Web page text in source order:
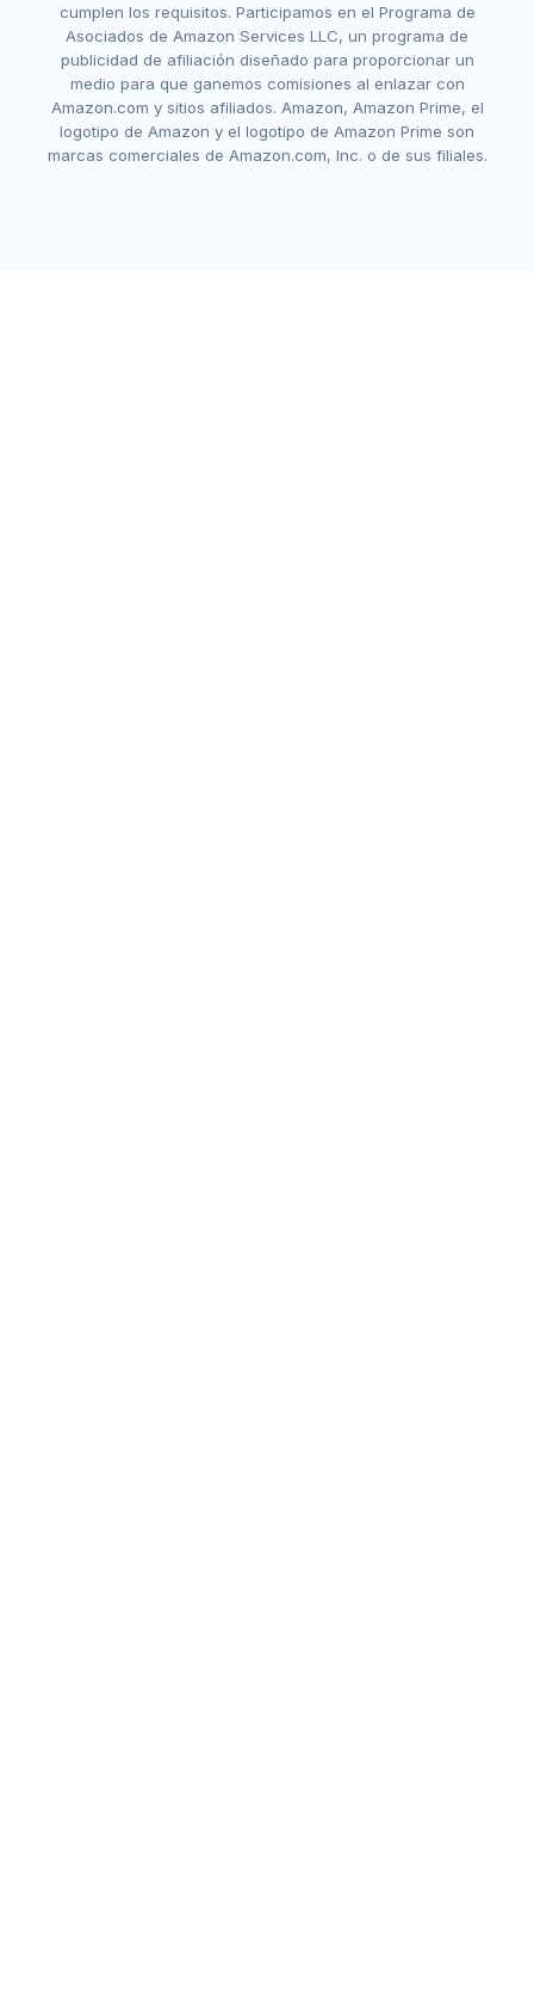
cumplen los requisitos. Participamos en el Programa de
Asociados de Amazon Services LLC, un programa de
publicidad de afiliación diseñado para proporcionar un
medio para que ganemos comisiones al enlazar con
Amazon.com y sitios afiliados. Amazon, Amazon Prime, el
logotipo de Amazon y el logotipo de Amazon Prime son
marcas comerciales de Amazon.com, Inc. o de sus filiales.